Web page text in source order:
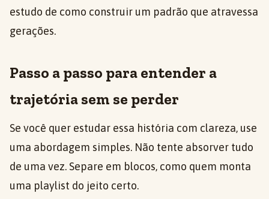
estudo de como construir um padrão que atravessa
gerações.
Passo a passo para entender a
trajetória sem se perder
Se você quer estudar essa história com clareza, use
uma abordagem simples. Não tente absorver tudo
de uma vez. Separe em blocos, como quem monta
uma playlist do jeito certo.